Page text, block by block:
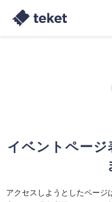
イベントページ
アクセスしようとしたページ